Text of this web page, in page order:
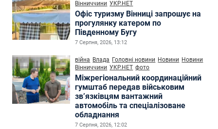
Вінниччини УКР.НЕТ
Офіс туризму Вінниці запрошує на
прогулянку катером по
Південному Бугу
7 Серпня, 2026, 13:12
війна Влада Головні новини Новини Новини
Вінниччини УКР.НЕТ фото
Міжрегіональний координаційний
гумштаб передав військовим
зв’язківцям вантажний
автомобіль та спеціалізоване
обладнання
7 Серпня, 2026, 12:02